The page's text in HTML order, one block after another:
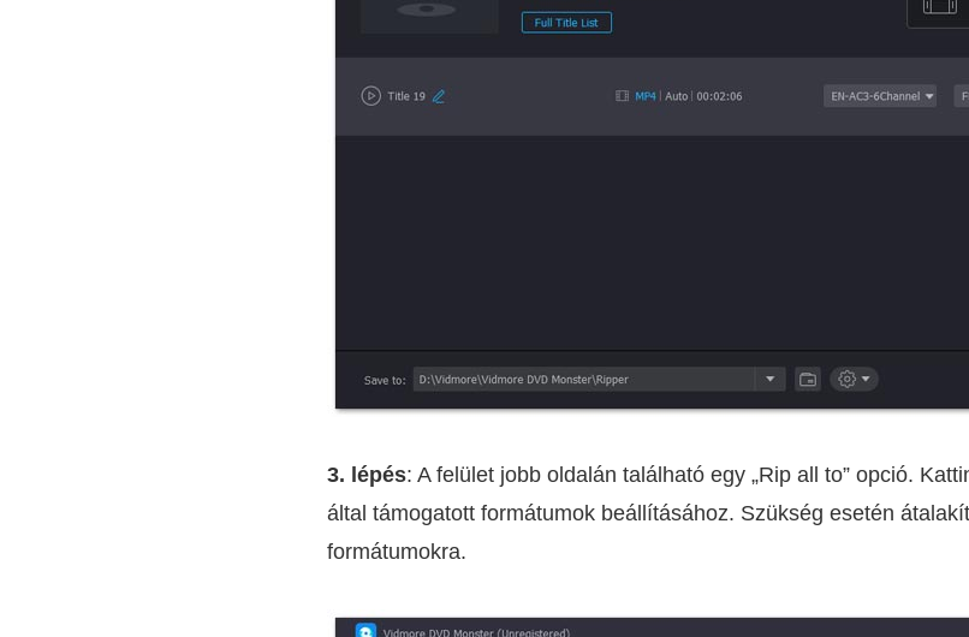
3. lépés: A felület jobb oldalán található egy „Rip all to” opció.
által támogatott formátumok beállításához. Szükség esetén
formátumokra.